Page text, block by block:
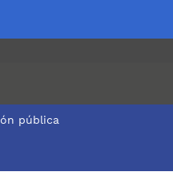
pública